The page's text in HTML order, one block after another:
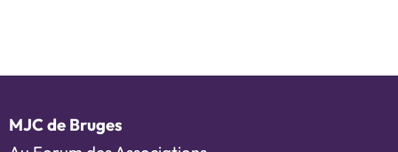
MJC de Bruges